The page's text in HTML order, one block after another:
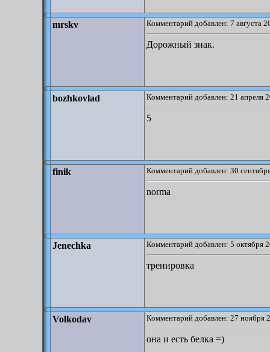
mrskv Комментарий добавлен: 7 августа
Дорожный знак.
bozhkovlad Комментарий добавлен: 21 апреля
5
finik Комментарий добавлен: 30
norma
Jenechka Комментарий добавлен: 5 октября
тренировка
Volkodav Комментарий добавлен: 27 ноября
она и есть белка =)